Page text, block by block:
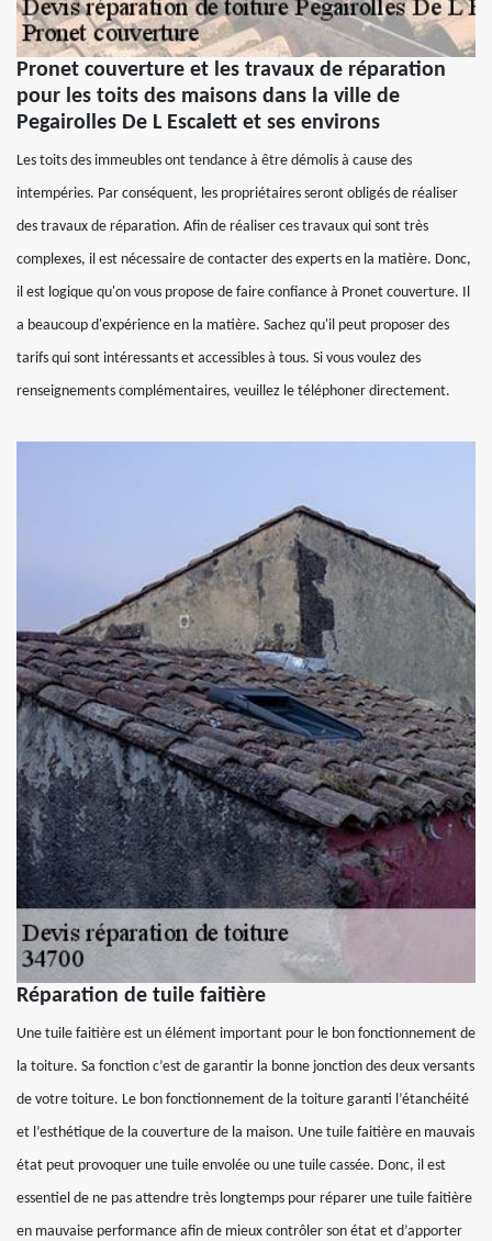
Pronet couverture et les travaux de réparation
pour les toits des maisons dans la ville de
Pegairolles De L Escalett et ses environs
Les toits des immeubles ont tendance à être démolis à cause des
intempéries. Par conséquent, les propriétaires seront obligés de réaliser
des travaux de réparation. Afin de réaliser ces travaux qui sont très
complexes, il est nécessaire de contacter des experts en la matière. Donc,
il est logique qu'on vous propose de faire confiance à Pronet couverture. Il
a beaucoup d'expérience en la matière. Sachez qu'il peut proposer des
tarifs qui sont intéressants et accessibles à tous. Si vous voulez des
renseignements complémentaires, veuillez le téléphoner directement.
Réparation de tuile faitière
Une tuile faitière est un élément important pour le bon fonctionnement de
la toiture. Sa fonction c’est de garantir la bonne jonction des deux versants
de votre toiture. Le bon fonctionnement de la toiture garanti l’étanchéité
et l’esthétique de la couverture de la maison. Une tuile faitière en mauvais
état peut provoquer une tuile envolée ou une tuile cassée. Donc, il est
essentiel de ne pas attendre très longtemps pour réparer une tuile faitière
en mauvaise performance afin de mieux contrôler son état et d’apporter